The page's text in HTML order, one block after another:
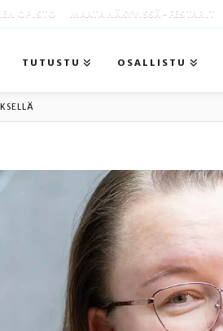
OPISTO MAATA NÄKYVISSÄ -FESTARIT
TUTUSTU OSALLISTU